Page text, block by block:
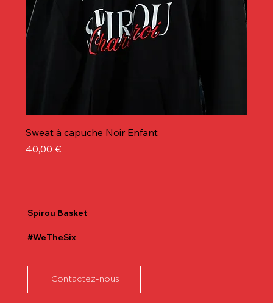
Sweat à capuche Noir Enfant
Prix
40,00 €
Spirou Basket
#WeTheSix
Contactez-nous